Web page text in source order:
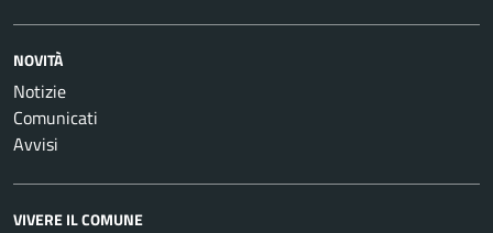
NOVITÀ
Notizie
Comunicati
Avvisi
VIVERE IL COMUNE